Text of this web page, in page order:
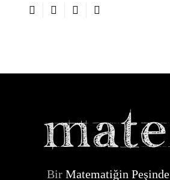
Bir Matematiğin Peşinde